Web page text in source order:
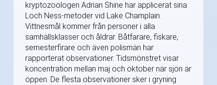
kryptozoologen Adrian Shine har applicerat sina
Loch Ness-metoder vid Lake Champlain.
Vittnesmål kommer från personer i alla
samhällsklasser och åldrar. Båtfarare, fiskare,
semesterfirare och även polismän har
rapporterat observationer. Tidsmönstret visar
koncentration mellan maj och oktober när sjön är
öppen. De flesta observationer sker i gryning